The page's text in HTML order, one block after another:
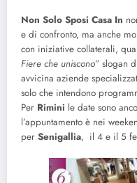
Non Solo Sposi Casa In
e di confronto, ma anche
con iniziative collaterali,
Fiere che uniscono” slogan
avvicina aziende
solo che intendono
Per Rimini le date sono
l’appuntamento è nei
per Senigallia, il 4 e il 5